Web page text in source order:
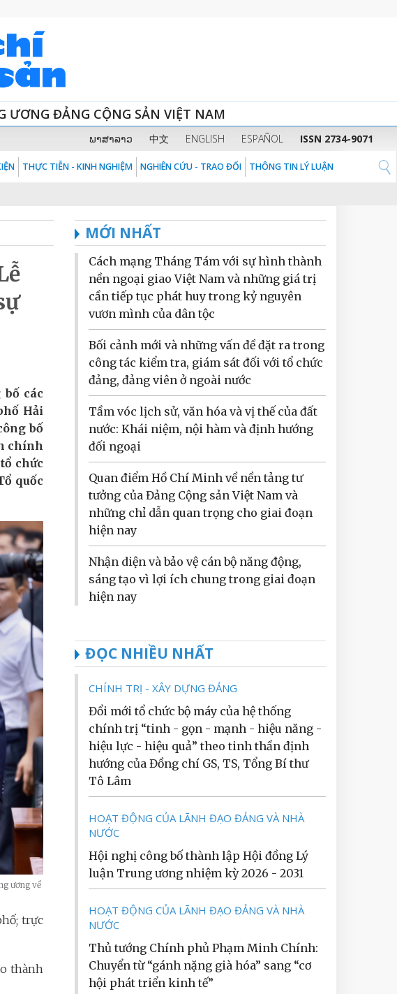
ƯƠNG ĐẢNG CỘNG SẢN VIỆT NAM
ພາສາລາວ 中文 ENGLISH ESPAÑOL ISSN 2734-9071
THỰC TIỄN - KINH NGHIỆM NGHIÊN CỨU - TRAO ĐỔI THÔNG TIN LÝ LUẬN
các
Hải
bố
chính
chức
quốc
ương về
trực
thành
MỚI NHẤT
Cách mạng Tháng Tám với sự hình thành
nền ngoại giao Việt Nam và những giá trị
cần tiếp tục phát huy trong kỷ nguyên
vươn mình của dân tộc
Bối cảnh mới và những vấn đề đặt ra trong
công tác kiểm tra, giám sát đối với tổ chức
đảng, đảng viên ở ngoài nước
Tầm vóc lịch sử, văn hóa và vị thế của đất
nước: Khái niệm, nội hàm và định hướng
đối ngoại
Quan điểm Hồ Chí Minh về nền tảng tư
tưởng của Đảng Cộng sản Việt Nam và
những chỉ dẫn quan trọng cho giai đoạn
hiện nay
Nhận diện và bảo vệ cán bộ năng động,
sáng tạo vì lợi ích chung trong giai đoạn
hiện nay
ĐỌC NHIỀU NHẤT
CHÍNH TRỊ - XÂY DỰNG ĐẢNG
Đổi mới tổ chức bộ máy của hệ thống
chính trị “tinh - gọn - mạnh - hiệu năng -
hiệu lực - hiệu quả” theo tinh thần định
hướng của Đồng chí GS, TS, Tổng Bí thư
Tô Lâm
HOẠT ĐỘNG CỦA LÃNH ĐẠO ĐẢNG VÀ NHÀ
NƯỚC
Hội nghị công bố thành lập Hội đồng Lý
luận Trung ương nhiệm kỳ 2026 - 2031
HOẠT ĐỘNG CỦA LÃNH ĐẠO ĐẢNG VÀ NHÀ
NƯỚC
Thủ tướng Chính phủ Phạm Minh Chính:
Chuyển từ “gánh nặng già hóa” sang “cơ
hội phát triển kinh tế”